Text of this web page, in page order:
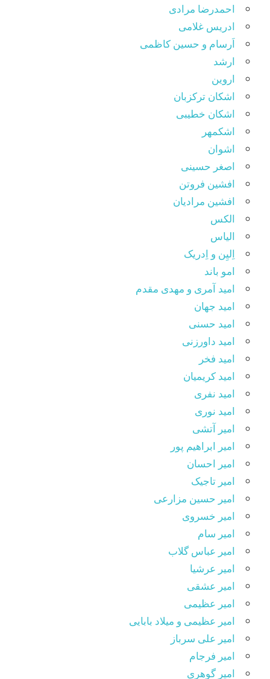
احمدرضا مرادی
ادریس غلامی
اَرسام و حسین کاظمی
ارشد
اروین
اشکان ترکزبان
اشکان خطیبی
اشکمهر
اشوان
اصغر حسینی
افشین فروتن
افشین مرادیان
الکس
الیاس
اِلیِن و اِدریک
امو باند
امید آمری و مهدی مقدم
امید جهان
امید حسنی
امید داورزنی
امید فخر
امید کریمیان
امید نفری
امید نوری
امیر آتشی
امیر ابراهیم پور
امیر احسان
امیر تاجیک
امیر حسین مزارعی
امیر خسروی
امیر سام
امیر عباس گلاب
امیر عرشیا
امیر عشقی
امیر عظیمی
امیر عظیمی و میلاد بابایی
امیر علی سرباز
امیر فرجام
امیر گوهری